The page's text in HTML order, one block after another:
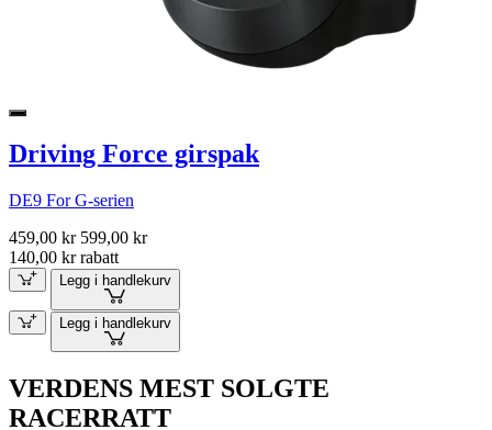
Driving Force girspak
DE9 For G-serien
459,00 kr 599,00 kr
140,00 kr rabatt
Legg i handlekurv
Legg i handlekurv
VERDENS MEST SOLGTE
RACERRATT